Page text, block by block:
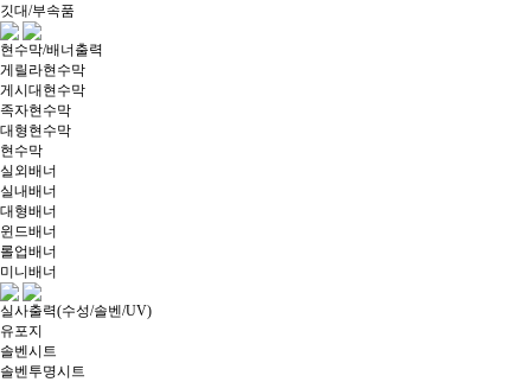
깃대/부속품
현수막/배너출력
게릴라현수막
게시대현수막
족자현수막
대형현수막
현수막
실외배너
실내배너
대형배너
윈드배너
롤업배너
미니배너
실사출력(수성/솔벤/UV)
유포지
솔벤시트
솔벤투명시트